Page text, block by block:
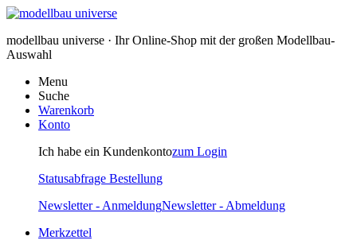
modellbau universe · Ihr Online-Shop mit der großen Modellbau-
Auswahl
Menu
Suche
Warenkorb
Konto
Ich habe ein Kundenkontozum Login
Statusabfrage Bestellung
Newsletter - AnmeldungNewsletter - Abmeldung
Merkzettel